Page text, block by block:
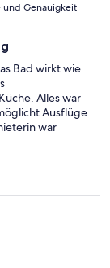
und Genauigkeit
Bad wirkt wie
Alles war
Ausflüge
war
bestens